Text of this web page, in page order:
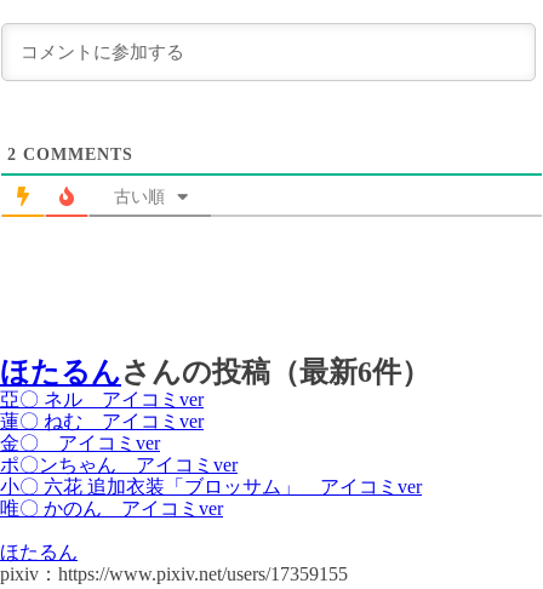
2 COMMENTS
古い順
ほたるんさんの投稿（最新6件）
亞〇 ネル アイコミver
蓮〇 ねむ アイコミver
金〇 アイコミver
ポ〇ンちゃん アイコミver
小〇 六花 追加衣装「ブロッサム」 アイコミver
唯〇 かのん アイコミver
ほたるん
pixiv：https://www.pixiv.net/users/17359155